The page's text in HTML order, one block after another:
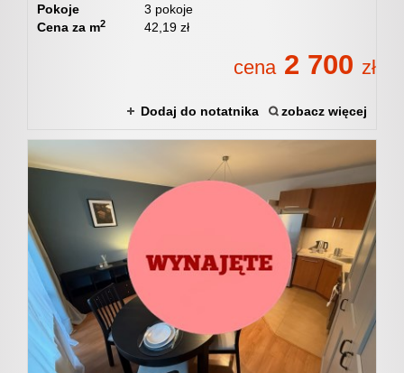
Jak
HSH
Pokoje
3 pokoje
Cena za m2 42,19 zł
cena2 700 zł
Dodaj do notatnika zobacz więcej